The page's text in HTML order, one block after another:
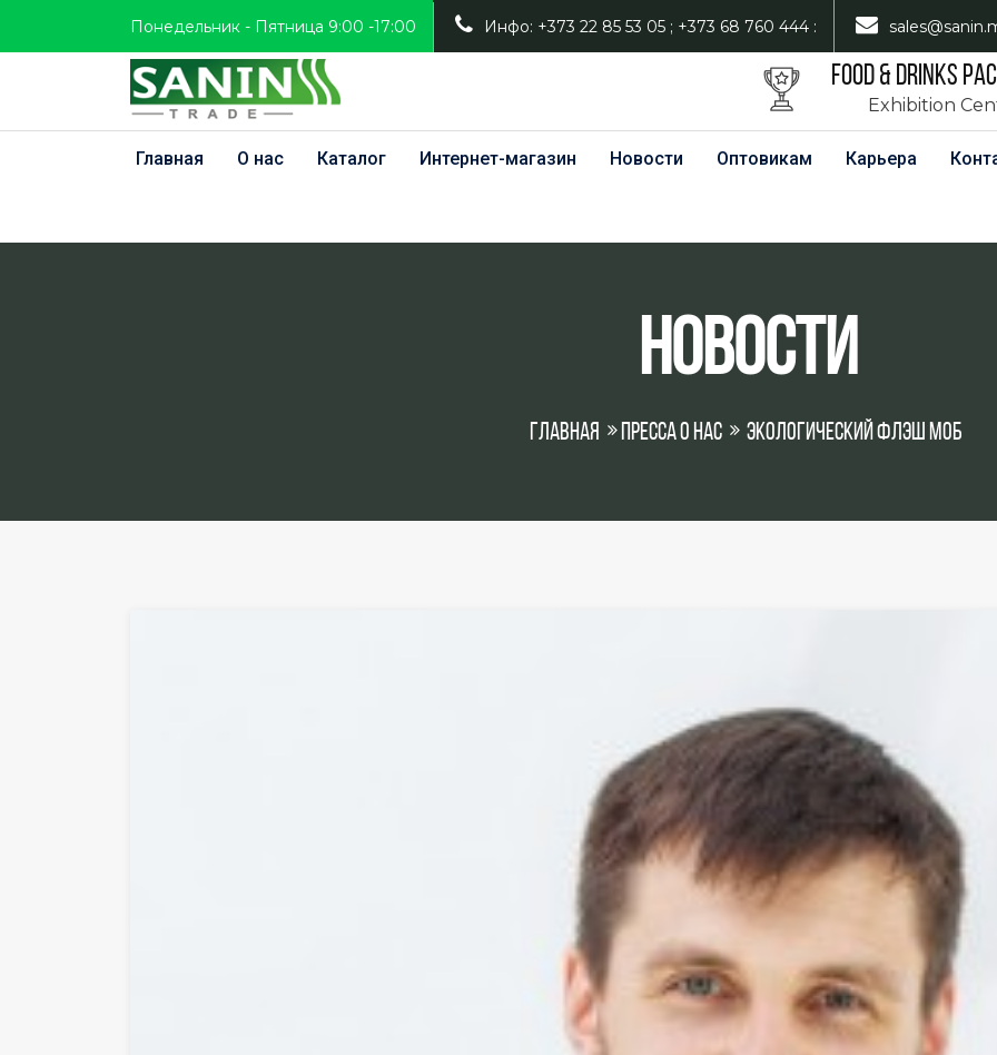
Понедельник - Пятница 9:00 -17:00 Инфо: +373 22 85 53 05 ; +373 68 760 444 :
FOOD & DRINKS
Exhibition
Главная О нас Каталог Интернет-магазин Новости Оптовикам Карьера
Новости
Главная Пресса о нас Экологический флэш моб